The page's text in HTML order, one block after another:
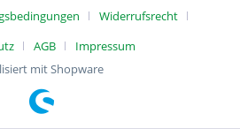
Widerrufsrecht
AGB
Impressum
mit Shopware